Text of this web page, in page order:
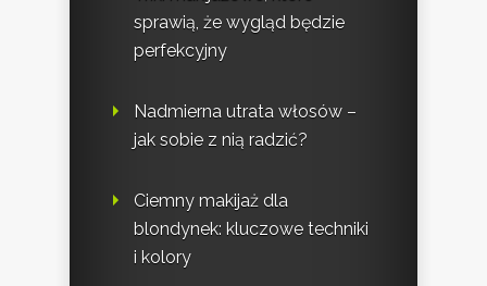
sprawią, że wygląd będzie
perfekcyjny
Nadmierna utrata włosów –
jak sobie z nią radzić?
Ciemny makijaż dla
blondynek: kluczowe techniki
i kolory